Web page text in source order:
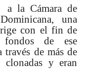
a la Cámara de
una
con el fin de
de ese
de más de
y eran